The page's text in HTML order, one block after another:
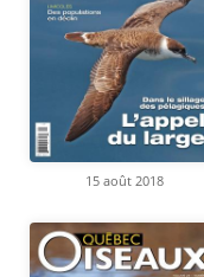
15 août 2018